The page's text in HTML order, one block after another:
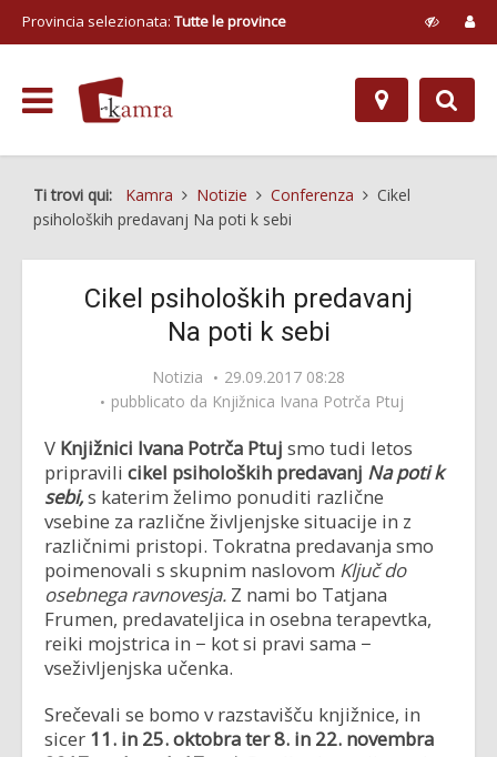
Provincia selezionata: Tutte le province
Ti trovi qui: Kamra Notizie Conferenza
Cikel
psiholoških predavanj Na poti k sebi
Cikel psiholoških predavanj
Na poti k sebi
Notizia
29.09.2017 08:28
pubblicato da Knjižnica Ivana Potrča Ptuj
V Knjižnici Ivana Potrča Ptuj smo tudi letos
pripravili cikel psiholoških predavanj Na poti k
sebi,s katerim želimo ponuditi različne
vsebine za različne življenjske situacije in z
različnimi pristopi. Tokratna predavanja smo
poimenovali s skupnim naslovom Ključ do
osebnega ravnovesja. Z nami bo Tatjana
Frumen, predavateljica in osebna terapevtka,
reiki mojstrica in − kot si pravi sama −
vseživljenjska učenka.
Srečevali se bomo v razstavišču knjižnice, in
sicer 11. in 25. oktobra ter 8. in 22. novembra